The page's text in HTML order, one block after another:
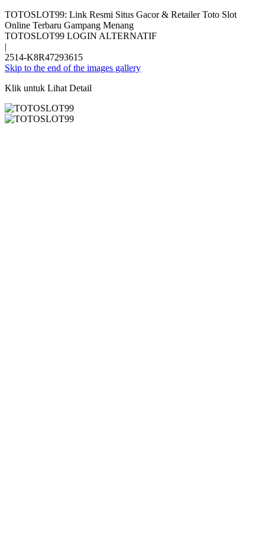
TOTOSLOT99: Link Resmi Situs Gacor & Retailer Toto Slot
Online Terbaru Gampang Menang
TOTOSLOT99 LOGIN ALTERNATIF
|
2514-K8R47293615
Skip to the end of the images gallery
Klik untuk Lihat Detail